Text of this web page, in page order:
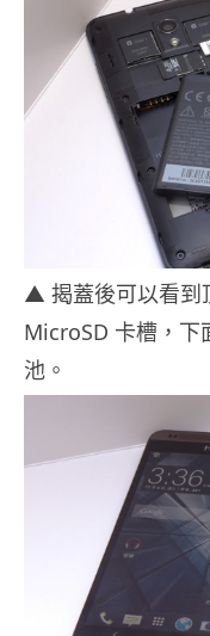
▲ 揭蓋後可以看到
MicroSD 卡槽，下
池。